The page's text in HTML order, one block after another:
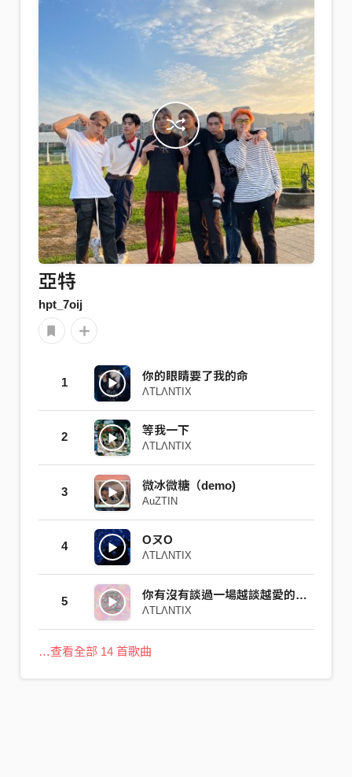
亞特
hpt_7oij
1 你的眼睛要了我的命
ΛTLΛNTIX
2 等我一下
ΛTLΛNTIX
3 微冰微糖（demo)
AuZTIN
4 OㄡO
ΛTLΛNTIX
5 你有沒有談過一場越談越愛的戀愛
ΛTLΛNTIX
…查看全部 14 首歌曲